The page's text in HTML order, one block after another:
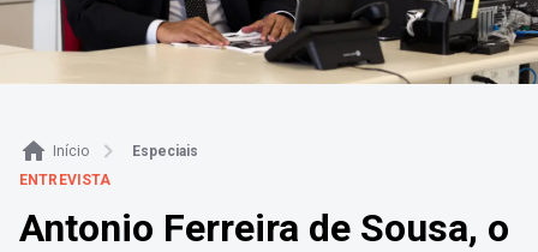
Início
Especiais
ENTREVISTA
Antonio Ferreira de Sousa, o